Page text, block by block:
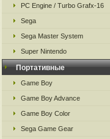
PC Engine / Turbo Grafx-16
Sega
Sega Master System
Super Nintendo
Портативные
Game Boy
Game Boy Advance
Game Boy Color
Sega Game Gear